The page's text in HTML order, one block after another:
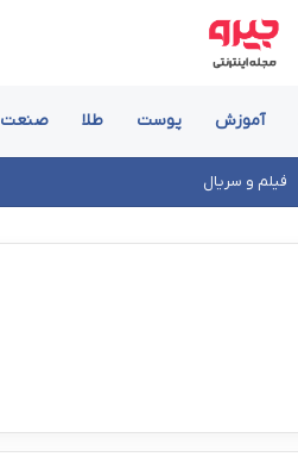
آموزش پوست طلا صنعت
فیلم و سریال